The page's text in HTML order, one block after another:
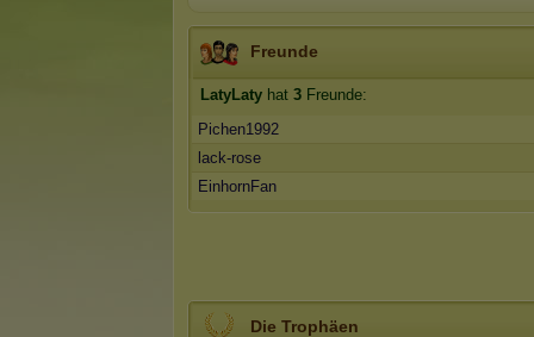
Freunde
LatyLaty hat 3 Freunde:
Pichen1992
lack-rose
EinhornFan
Die Trophäen